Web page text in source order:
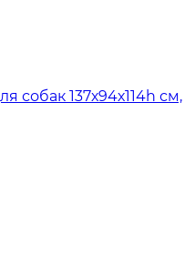
собак 137х94х114h см,